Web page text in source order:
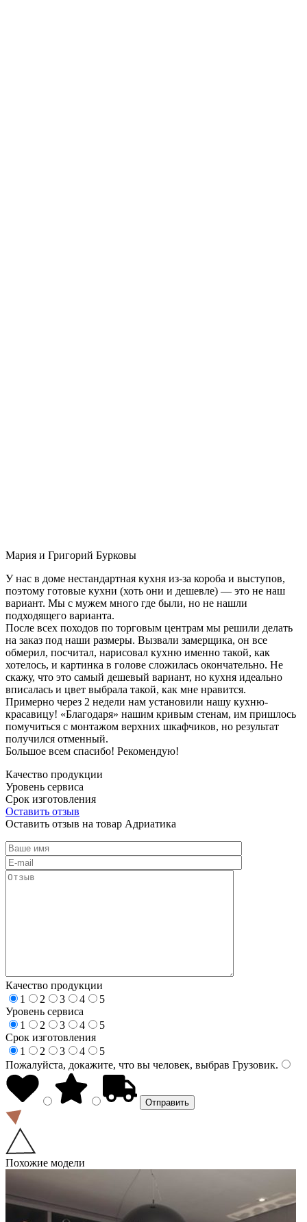
Мария и Григорий Бурковы
У нас в доме нестандартная кухня из-за короба и выступов,
поэтому готовые кухни (хоть они и дешевле) — это не наш
вариант. Мы с мужем много где были, но не нашли
подходящего варианта.
После всех походов по торговым центрам мы решили делать
на заказ под наши размеры. Вызвали замерщика, он все
обмерил, посчитал, нарисовал кухню именно такой, как
хотелось, и картинка в голове сложилась окончательно. Не
скажу, что это самый дешевый вариант, но кухня идеально
вписалась и цвет выбрала такой, как мне нравится.
Примерно через 2 недели нам установили нашу кухню-
красавицу! «Благодаря» нашим кривым стенам, им пришлось
помучиться с монтажом верхних шкафчиков, но результат
получился отменный.
Большое всем спасибо! Рекомендую!
Качество продукции
Уровень сервиса
Срок изготовления
Оставить отзыв
Оставить отзыв на товар Адриатика
Качество продукции
1
2 3 4
5
Уровень сервиса
1
2 3 4
5
Срок изготовления
1
2 3 4
5
Пожалуйста, докажите, что вы человек, выбрав Грузовик.
Похожие модели